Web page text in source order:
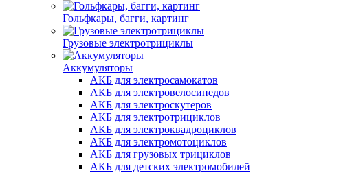
Гольфкары, багги, картинг
Грузовые электротрициклы
Аккумуляторы
АКБ для электросамокатов
АКБ для электровелосипедов
АКБ для электроскутеров
АКБ для электротрициклов
АКБ для электроквадроциклов
АКБ для электромотоциклов
АКБ для грузовых трициклов
АКБ для детских электромобилей